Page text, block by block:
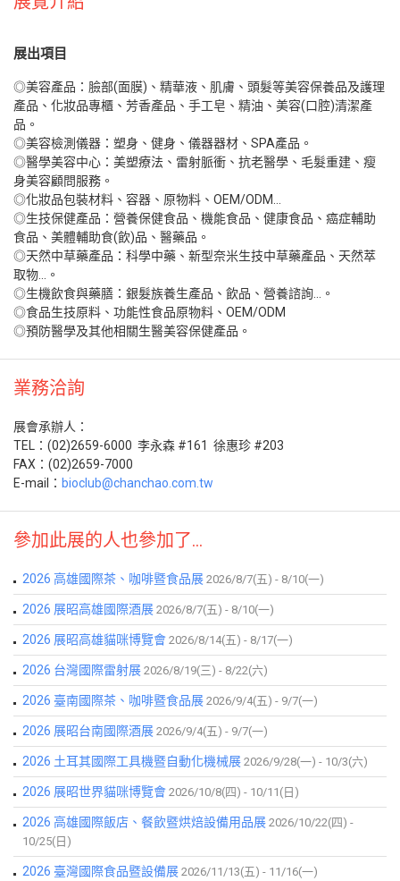
展出項目
◎美容產品：臉部(面膜)、精華液、肌膚、頭髮等美容保養品及護理
產品、化妝品專櫃、芳香產品、手工皂、精油、美容(口腔)清潔產
品。
◎美容檢測儀器：塑身、健身、儀器器材、SPA產品。
◎醫學美容中心：美塑療法、雷射脈衝、抗老醫學、毛髮重建、瘦
身美容顧問服務。
◎化妝品包裝材料、容器、原物料、OEM/ODM…
◎生技保健產品：營養保健食品、機能食品、健康食品、癌症輔助
食品、美體輔助食(飲)品、醫藥品。
◎天然中草藥產品：科學中藥、新型奈米生技中草藥產品、天然萃
取物…。
◎生機飲食與藥膳：銀髮族養生產品、飲品、營養諮詢…。
◎食品生技原料、功能性食品原物料、OEM/ODM
◎預防醫學及其他相關生醫美容保健產品。
業務洽詢
展會承辦人：
TEL：(02)2659-6000 李永森 #161 徐惠珍 #203
FAX：(02)2659-7000
E-mail： bioclub@chanchao.com.tw
參加此展的人也參加了...
2026 高雄國際茶、咖啡暨食品展 2026/8/7(五) - 8/10(一)
2026 展昭高雄國際酒展 2026/8/7(五) - 8/10(一)
2026 展昭高雄貓咪博覽會 2026/8/14(五) - 8/17(一)
2026 台灣國際雷射展 2026/8/19(三) - 8/22(六)
2026 臺南國際茶、咖啡暨食品展 2026/9/4(五) - 9/7(一)
2026 展昭台南國際酒展 2026/9/4(五) - 9/7(一)
2026 土耳其國際工具機暨自動化機械展 2026/9/28(一) - 10/3(六)
2026 展昭世界貓咪博覽會 2026/10/8(四) - 10/11(日)
2026 高雄國際飯店、餐飲暨烘焙設備用品展 2026/10/22(四) -
10/25(日)
2026 臺灣國際食品暨設備展 2026/11/13(五) - 11/16(一)